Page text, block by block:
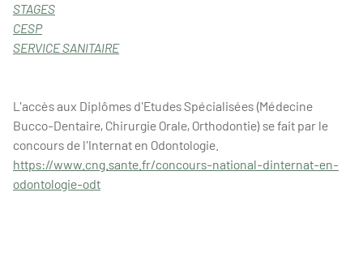
STAGES
CESP
SERVICE SANITAIRE
L'accès aux Diplômes d'Etudes Spécialisées (Médecine
Bucco-Dentaire, Chirurgie Orale, Orthodontie) se fait par le
concours de l'Internat en Odontologie.
https://www.cng.sante.fr/concours-national-dinternat-en-
odontologie-odt